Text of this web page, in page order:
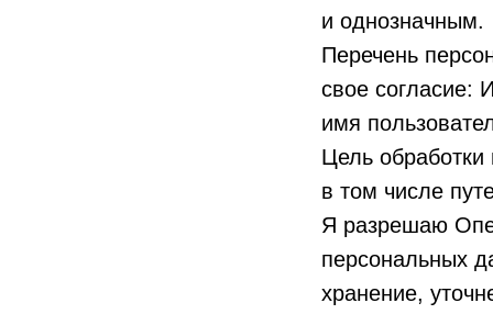
и однозначным.
Перечень
свое согласие:
имя
Цель
в том числе
Я разрешаю
персональных
хранение,